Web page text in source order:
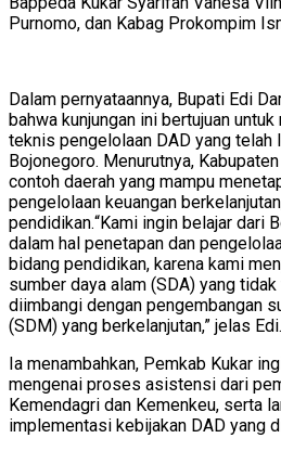
Purnomo, dan Kabag Prokompim
Dalam pernyataannya, Bupati Edi
bahwa kunjungan ini bertujuan
teknis pengelolaan DAD yang telah
Bojonegoro. Menurutnya,
contoh daerah yang mampu
pengelolaan keuangan
pendidikan.“Kami ingin belajar dari
dalam hal penetapan dan
bidang pendidikan, karena kami
sumber daya alam (SDA) yang
diimbangi dengan pengembangan
(SDM) yang berkelanjutan,” jelas Edi.
Ia menambahkan, Pemkab Kukar
mengenai proses asistensi dari
Kemendagri dan Kemenkeu, serta
implementasi kebijakan DAD yang